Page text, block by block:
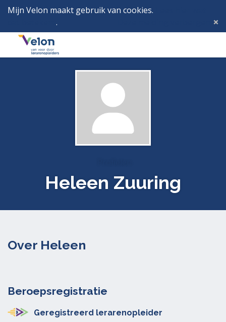
Mijn Velon maakt gebruik van cookies.
.
Menu
Heleen Zuuring
Over Heleen
Beroepsregistratie
Geregistreerd lerarenopleider